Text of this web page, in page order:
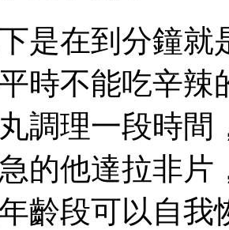
是在到分鐘
時不能吃辛辣
調理一段時
的他達拉非
齡段可以自我